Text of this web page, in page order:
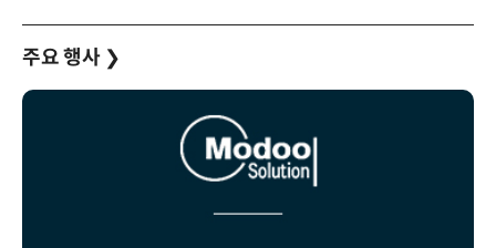
주요 행사 ❯